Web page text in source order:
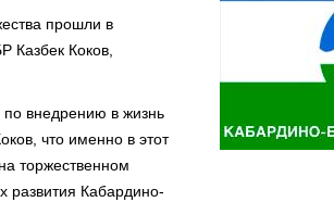
прошли в
Казбек Коков,
по внедрению в жизнь
что именно в этот
торжественном
развития Кабардино-